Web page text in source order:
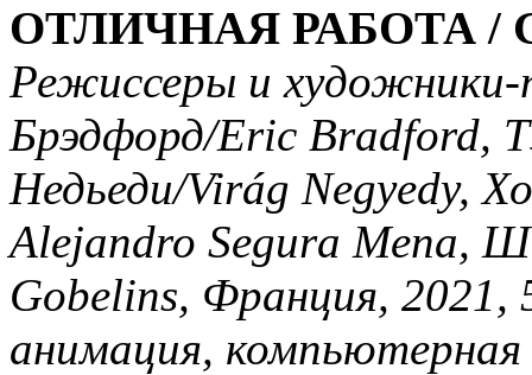
ОТЛИЧНАЯ РАБОТА /
Режиссеры и
Брэдфорд/Eric Bradford,
Недьеди/Virág Negyedy,
Alejandro Segura Mena,
Gobelins, Франция, 2021,
анимация,